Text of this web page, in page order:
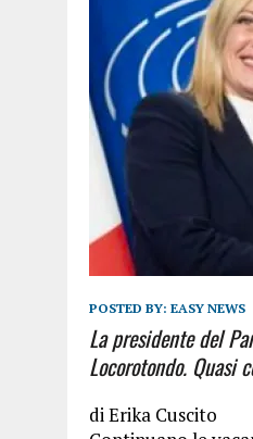
POSTED BY: EASY NEWS
La presidente del
Locorotondo. Quasi
diErika Cuscito